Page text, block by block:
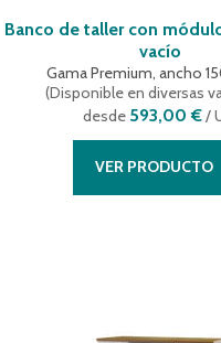
Banco de taller con
vacío
Gama Premium, ancho
(Disponible en diversas
desde 593,00 €/
VER PRODUCTO